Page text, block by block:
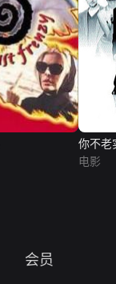
你不老
电影
会员